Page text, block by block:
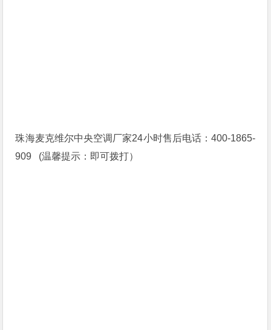
珠海麦克维尔中央空调厂家24小时售后电话：400-1865-
909 (温馨提示：即可拨打）